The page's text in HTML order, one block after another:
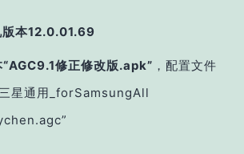
版本12.0.01.69
“AGC9.1修正修改版.apk” ，配置文件
星通用_forSamsungAll